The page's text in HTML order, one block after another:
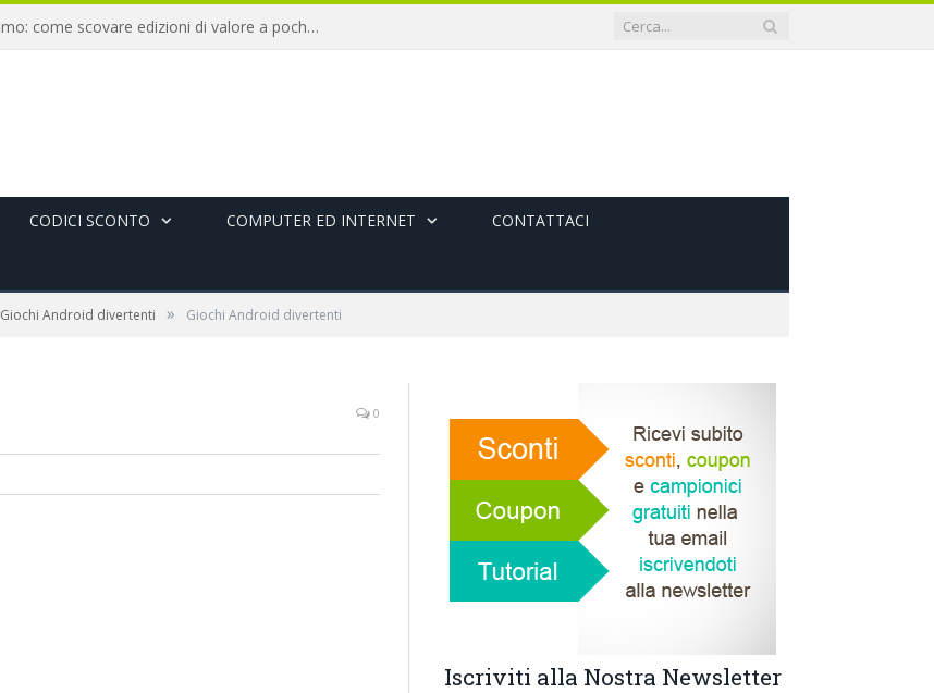
Libri antichi e collezionismo: come scovare edizioni di valore a pochi euro
CODICI SCONTO COMPUTER ED INTERNET CONTATTACI
Giochi Android divertenti » Giochi Android divertenti
0
Iscriviti alla Nostra Newsletter